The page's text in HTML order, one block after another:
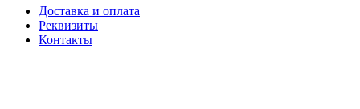
Доставка и оплата
Реквизиты
Контакты